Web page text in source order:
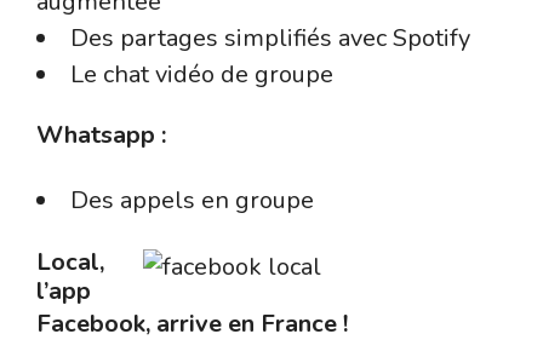
Des partages simplifiés avec Spotify
Le chat vidéo de groupe
Whatsapp :
Des appels en groupe
Local,
l’app
Facebook, arrive en France !